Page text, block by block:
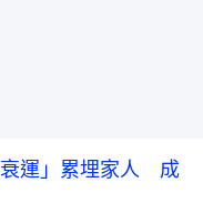
衰運」累埋家人 成